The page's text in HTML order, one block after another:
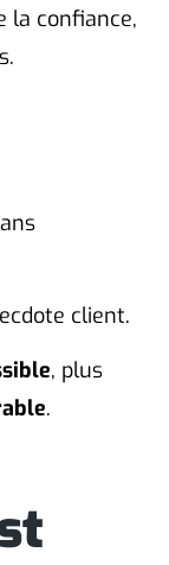
la confiance,
client.
, plus
.